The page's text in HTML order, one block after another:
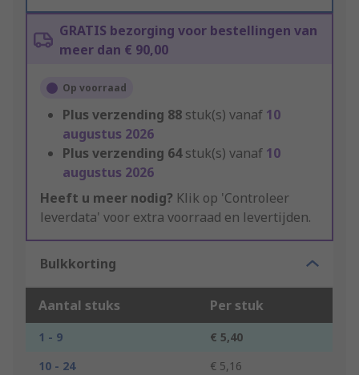
GRATIS bezorging voor bestellingen van
meer dan € 90,00
Op voorraad
Plus verzending 88 stuk(s) vanaf 10
augustus 2026
Plus verzending 64stuk(s) vanaf 10
augustus 2026
Heeft u meer nodig? Klik op 'Controleer
leverdata' voor extra voorraad en levertijden.
Bulkkorting
Aantal stuks Per stuk
1 - 9
€ 5,40
10 - 24
€ 5,16